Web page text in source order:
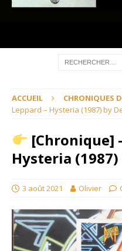
ACCUEIL CHRONIQUES
Leppard – Hysteria (1987) by
[Chronique]
Hysteria
3 août 2021 Olivier